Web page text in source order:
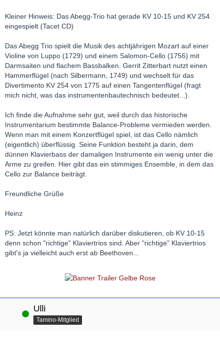
Kleiner Hinweis: Das Abegg-Trio hat gerade KV 10-15 und KV 254
eingespielt (Tacet CD)
Das Abegg Trio spielt die Musik des achtjährigen Mozart auf einer
Violine von Luppo (1729) und einem Salomon-Cello (1756) mit
Darmsaiten und flachem Bassbalken. Gerrit Zitterbart nutzt einen
Hammerflügel (nach Silbermann, 1749) und wechselt für das
Divertimento KV 254 von 1775 auf einen Tangentenflügel (fragt
mich nicht, was das instrumentenbautechnisch bedeutet...).
Ich finde die Aufnahme sehr gut, weil durch das historische
Instrumentarium bestimmte Balance-Probleme vermieden werden.
Wenn man mit einem Konzertflügel spiel, ist das Cello nämlich
(eigentlich) überflüssig. Seine Funktion besteht ja darin, dem
dünnen Klavierbass der damaligen Instrumente ein wenig unter die
Arme zu greifen. Hier gibt das ein stimmiges Ensemble, in dem das
Cello zur Balance beiträgt.
Freundliche Grüße
Heinz
PS: Jetzt könnte man natürlich darüber diskutieren, ob KV 10-15
denn schon "richtige" Klaviertrios sind. Aber "richtige" Klaviertrios
gibt's ja vielleicht auch erst ab Beethoven...
Online Ulli
Tamino-Mitglied